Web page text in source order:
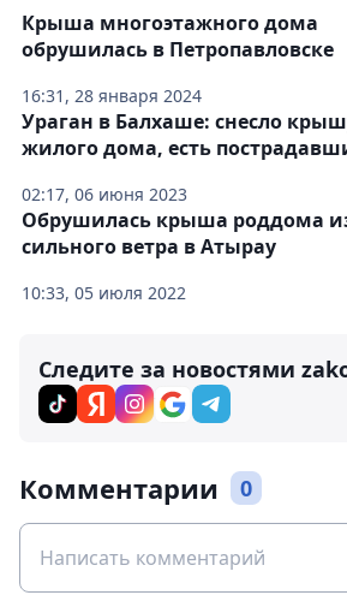
16:31, 28 января 2024
Крыша многоэтажного дома
обрушилась в Петропавловске
02:17, 06 июня 2023
Ураган в Балхаше: снесло
жилого дома, есть
10:33, 05 июля 2022
Обрушилась крыша роддома
сильного ветра в Атырау
Следите за новостями
Комментарии 0